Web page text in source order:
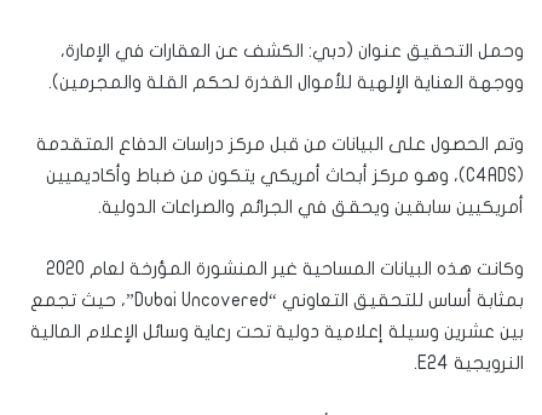
وحمل التحقيق عنوان (دبي: الكشف عن العقارات في الإمارة،
ووجهة العناية الإلهية للأموال القذرة لحكم القلة والمجرمين).
وتم الحصول على البيانات من قبل مركز دراسات الدفاع المتقدمة
(C4ADS)، وهو مركز أبحاث أمريكي يتكون من ضباط وأكاديميين
أمريكيين سابقين ويحقق في الجرائم والصراعات الدولية.
وكانت هذه البيانات المساحية غير المنشورة المؤرخة لعام 2020
بمثابة أساس للتحقيق التعاوني “Dubai Uncovered”، حيث تجمع
بين عشرين وسيلة إعلامية دولية تحت رعاية وسائل الإعلام المالية
النرويجية E24.